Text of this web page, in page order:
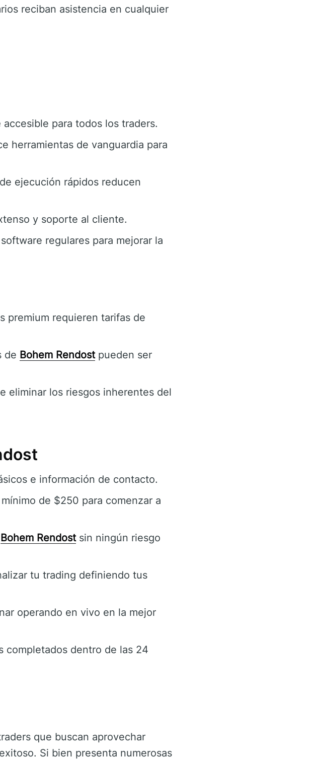
reciban asistencia en cualquier
para todos los traders.
herramientas de vanguardia para
ejecución rápidos reducen
y soporte al cliente.
regulares para mejorar la
premium requieren tarifas de
de Bohem Rendostpueden ser
eliminar los riesgos inherentes del
e información de contacto.
de $250 para comenzar a
Bohem Rendostsin ningún riesgo
tu trading definiendo tus
operando en vivo en la mejor
dentro de las 24
que buscan aprovechar
Si bien presenta numerosas